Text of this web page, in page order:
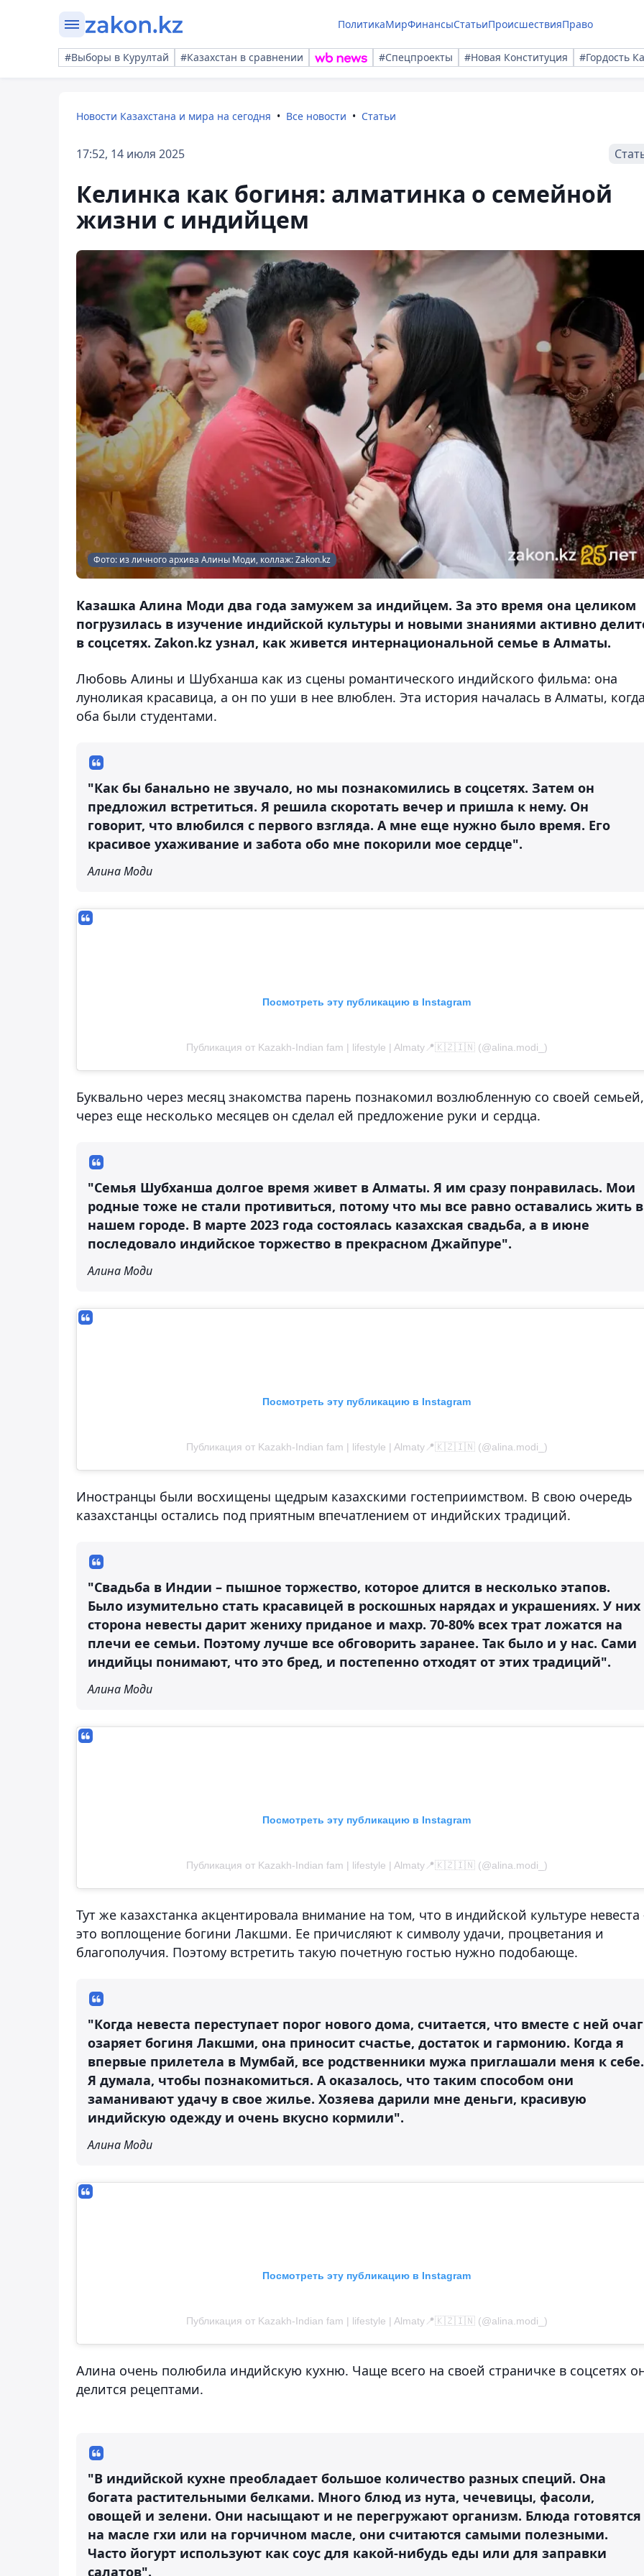
ПолитикаМирФинансыСтатьиПроисшествияПраво
#Выборы в Курултай #Казахстан в сравнении #Спецпроекты #Новая Конституция #Гордость
Новости Казахстана и мира на сегодня Все новости Статьи
17:52, 14 июля 2025
Келинка как богиня: алматинка о семейной
жизни с индийцем
Фото: из личного архива Алины Моди, коллаж: Zakon.kz
Казашка Алина Моди два года замужем за индийцем. За это время она целиком
погрузилась в изучение индийской культуры и новыми знаниями активно
в соцсетях. Zakon.kz узнал, как живется интернациональной семье в Алматы.
Любовь Алины и Шубханша как из сцены романтического индийского фильма: она
луноликая красавица, а он по уши в нее влюблен. Эта история началась в Алматы,
оба были студентами.
"Как бы банально не звучало, но мы познакомились в соцсетях. Затем он
предложил встретиться. Я решила скоротать вечер и пришла к нему. Он
говорит, что влюбился с первого взгляда. А мне еще нужно было время. Его
красивое ухаживание и забота обо мне покорили мое сердце".
Алина Моди
Посмотреть эту публикацию в Instagram
Публикация от Kazakh-Indian fam | lifestyle | Almaty📍🇰🇿🇮🇳 (@alina.modi_)
Буквально через месяц знакомства парень познакомил возлюбленную со своей
через еще несколько месяцев он сделал ей предложение руки и сердца.
"Семья Шубханша долгое время живет в Алматы. Я им сразу понравилась. Мои
родные тоже не стали противиться, потому что мы все равно оставались жить в
нашем городе. В марте 2023 года состоялась казахская свадьба, а в июне
последовало индийское торжество в прекрасном Джайпуре".
Алина Моди
Посмотреть эту публикацию в Instagram
Публикация от Kazakh-Indian fam | lifestyle | Almaty📍🇰🇿🇮🇳 (@alina.modi_)
Иностранцы были восхищены щедрым казахскими гостеприимством. В свою очередь
казахстанцы остались под приятным впечатлением от индийских традиций.
"Свадьба в Индии – пышное торжество, которое длится в несколько этапов.
Было изумительно стать красавицей в роскошных нарядах и украшениях. У них
сторона невесты дарит жениху приданое и махр. 70-80% всех трат ложатся на
плечи ее семьи. Поэтому лучше все обговорить заранее. Так было и у нас. Сами
индийцы понимают, что это бред, и постепенно отходят от этих традиций".
Алина Моди
Посмотреть эту публикацию в Instagram
Публикация от Kazakh-Indian fam | lifestyle | Almaty📍🇰🇿🇮🇳 (@alina.modi_)
Тут же казахстанка акцентировала внимание на том, что в индийской культуре невеста
это воплощение богини Лакшми. Ее причисляют к символу удачи, процветания и
благополучия. Поэтому встретить такую почетную гостью нужно подобающе.
"Когда невеста переступает порог нового дома, считается, что вместе с ней очаг
озаряет богиня Лакшми, она приносит счастье, достаток и гармонию. Когда я
впервые прилетела в Мумбай, все родственники мужа приглашали меня к себе.
Я думала, чтобы познакомиться. А оказалось, что таким способом они
заманивают удачу в свое жилье. Хозяева дарили мне деньги, красивую
индийскую одежду и очень вкусно кормили".
Алина Моди
Посмотреть эту публикацию в Instagram
Публикация от Kazakh-Indian fam | lifestyle | Almaty📍🇰🇿🇮🇳 (@alina.modi_)
Алина очень полюбила индийскую кухню. Чаще всего на своей страничке в соцсетях
делится рецептами.
"В индийской кухне преобладает большое количество разных специй. Она
богата растительными белками. Много блюд из нута, чечевицы, фасоли,
овощей и зелени. Они насыщают и не перегружают организм. Блюда готовятся
на масле гхи или на горчичном масле, они считаются самыми полезными.
Часто йогурт используют как соус для какой-нибудь еды или для заправки
салатов".